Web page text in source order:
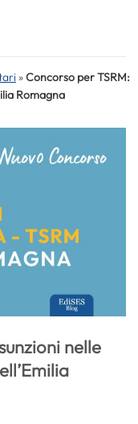
»Concorso per TSRM:
Romagna
nelle